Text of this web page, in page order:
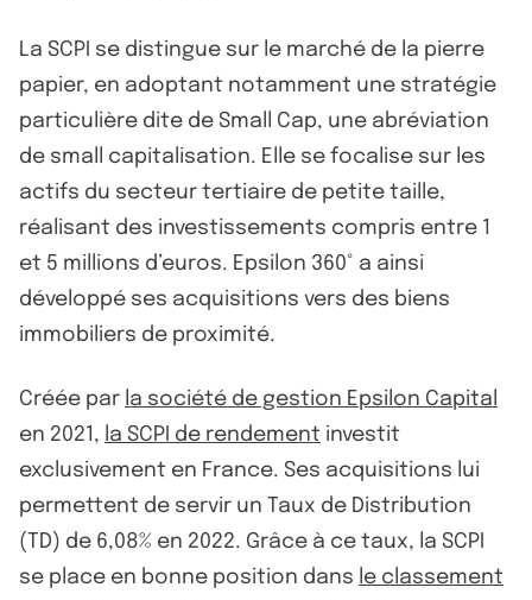
La SCPI se distingue sur le marché de la pierre
papier, en adoptant notamment une stratégie
particulière dite de Small Cap, une abréviation
de small capitalisation. Elle se focalise sur les
actifs du secteur tertiaire de petite taille,
réalisant des investissements compris entre 1
et 5 millions d’euros. Epsilon 360° a ainsi
développé ses acquisitions vers des biens
immobiliers de proximité.
Créée par la société de gestion Epsilon Capital
en 2021, la SCPI de rendement investit
exclusivement en France. Ses acquisitions lui
permettent de servir un Taux de Distribution
(TD) de 6,08% en 2022. Grâce à ce taux, la SCPI
se place en bonne position dans le classement